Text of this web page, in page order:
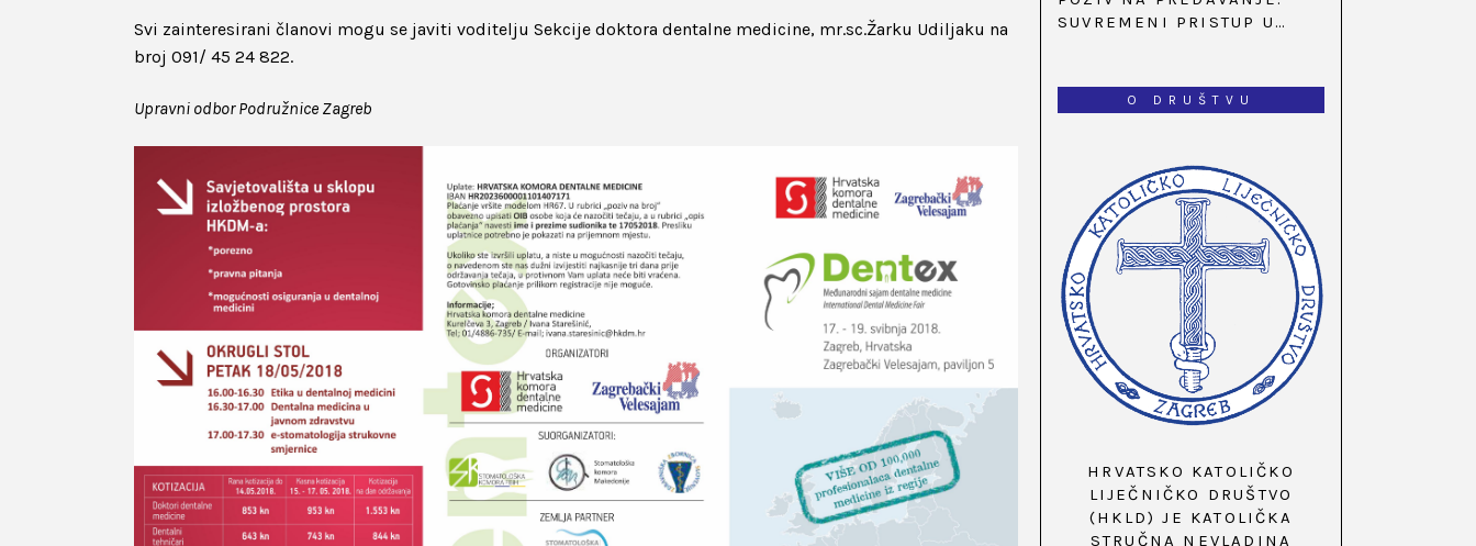
Svi zainteresirani članovi mogu se javiti voditelju Sekcije doktora dentalne medicine, mr.sc.Žarku Udiljaku na
broj 091/ 45 24 822.
Upravni odbor Podružnice Zagreb
OBLJETNICA OSNIVANJA
HKLD-A, U MARIJI BISTRICI,
SUVREMENI PRISTUP U
O DRUŠTVU
HRVATSKO KATOLIČKO
LIJEČNIČKO DRUŠTVO
(HKLD) JE KATOLIČKA
STRUČNA NEVLADINA